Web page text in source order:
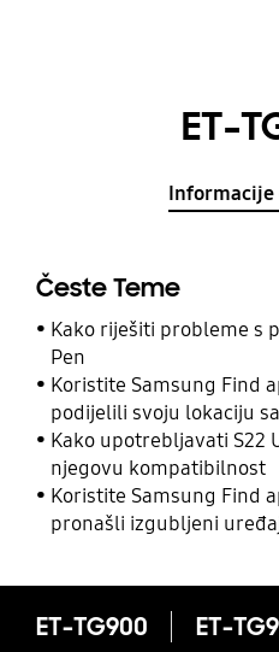
ET-
Česte Teme
Kako riješiti probleme s
Pen
Koristite Samsung Find
podijelili svoju lokaciju
djetetom, obitelji i
Kako upotrebljavati S22
njegovu kompatibilnost
Koristite Samsung Find
pronašli izgubljeni
ET-TG900 ET-